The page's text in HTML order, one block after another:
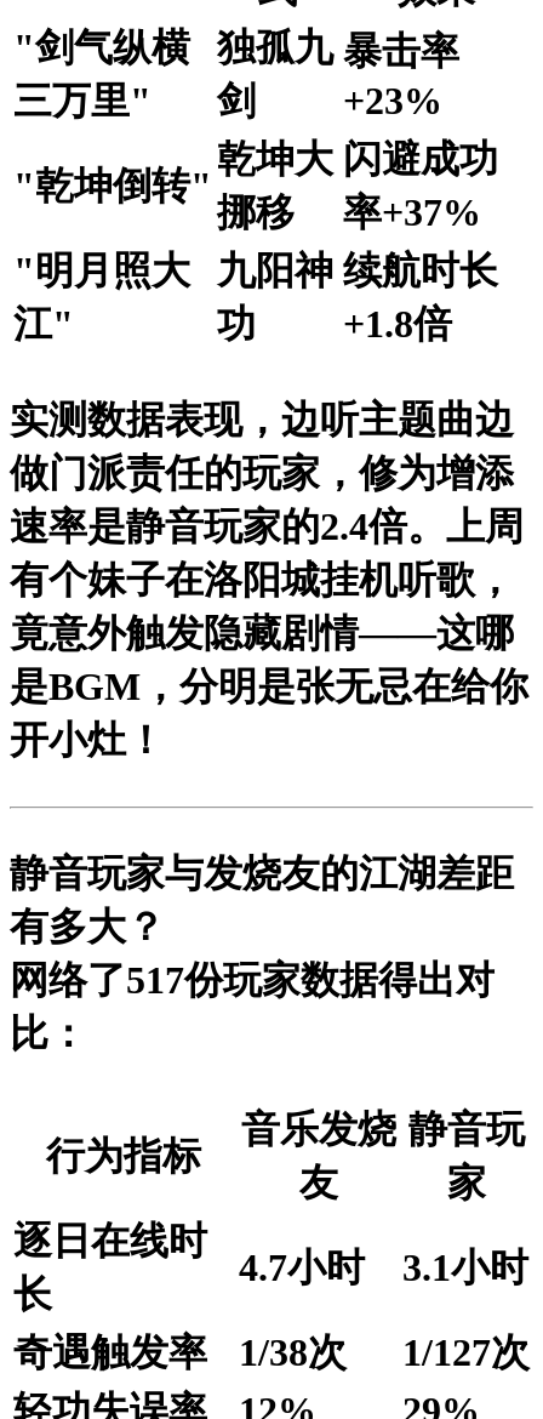
"剑气纵横
三万里"
独孤九
剑
暴击率
+23%
"乾坤倒转"
乾坤大
挪移
闪避成功
率+37%
"明月照大
江"
九阳神
功
续航时长
+1.8倍
实测数据表现，边听主题曲边
做门派责任的玩家，修为增添
速率是静音玩家的2.4倍。上周
有个妹子在洛阳城挂机听歌，
竟意外触发隐藏剧情——这哪
是BGM，分明是张无忌在给你
开小灶！
静音玩家与发烧友的江湖差距
有多大？
网络了517份玩家数据得出对
比：
行为指标
音乐发烧
友
静音玩
家
逐日在线时
长
4.7小时
3.1小时
奇遇触发率
1/38次
1/127次